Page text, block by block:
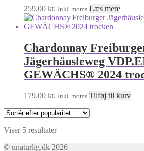
259,00 kr. Inkl. moms Læs mere
Chardonnay
Jägerhäusleweg
GEWÄCHS® 2024
179,00 kr. Inkl. moms Tilføj til kurv
Viser 5 resultaterSorteret
popularitet
© unaturlig.dk 2026